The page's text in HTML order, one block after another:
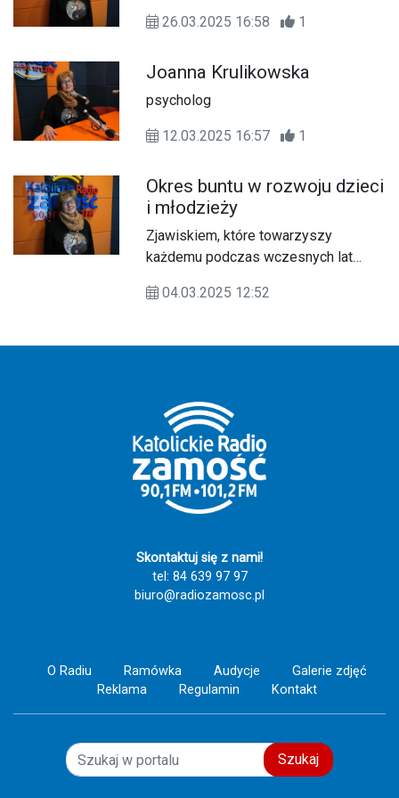
26.03.2025 16:58 1
Joanna Krulikowska
psycholog
12.03.2025 16:57 1
Okres buntu w rozwoju dzieci
i młodzieży
Zjawiskiem, które towarzyszy
każdemu podczas wczesnych lat
sprzeciw i chęć stawiania na swoim,
kilkulatka, a następnie bunt nastolatka.
oraz odpowiednich postaw dzieci i
młodzieży, a rolą dorosłych powinno
być umiejętne stawianie granic i
budowanie zdrowych relacji.
04.03.2025 12:52
Skontaktuj się z nami!
tel: 84 639 97 97
biuro@radiozamosc.pl
O Radiu Ramówka Audycje
Galerie zdjęć
Reklama
Regulamin Kontakt
Szukaj